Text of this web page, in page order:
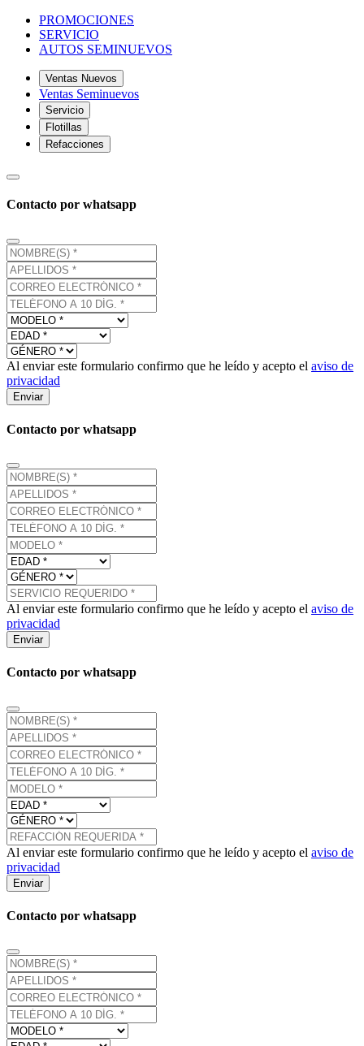
PROMOCIONES
SERVICIO
AUTOS SEMINUEVOS
Ventas Nuevos
Ventas Seminuevos
Servicio
Flotillas
Refacciones
Contacto por whatsapp
Al enviar este formulario confirmo que he leído y acepto el aviso de
privacidad
Enviar
Contacto por whatsapp
Al enviar este formulario confirmo que he leído y acepto el aviso de
privacidad
Enviar
Contacto por whatsapp
Al enviar este formulario confirmo que he leído y acepto el aviso de
privacidad
Enviar
Contacto por whatsapp